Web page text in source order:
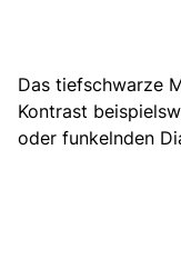
Das tiefschwarze
Kontrast
oder funkelnden